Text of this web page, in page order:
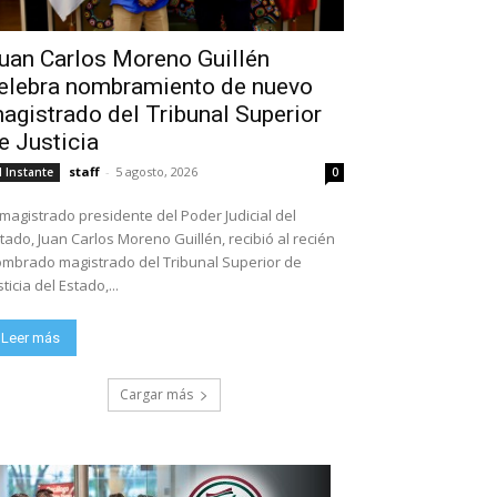
Carlos Moreno Guillén
nombramiento de nuevo
del Tribunal Superior
Justicia
Instante staff - 5 agosto, 2026 0
presidente del Poder Judicial del
Juan Carlos Moreno Guillén, recibió al recién
magistrado del Tribunal Superior de
del Estado,...
Leer más
Cargar más